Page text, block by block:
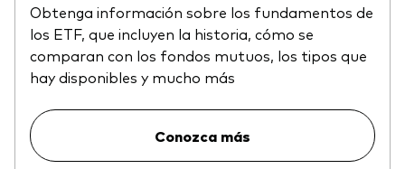
Obtenga información sobre los fundamentos de
los ETF, que incluyen la historia, cómo se
comparan con los fondos mutuos, los tipos que
hay disponibles y mucho más
Conozca más